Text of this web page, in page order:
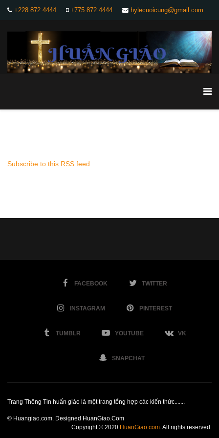
+228 872 4444 +775 872 4444 hylecuoicung@gmail.com
Subscribe to this RSS feed
FACEBOOK TWITTER
INSTAGRAM PINTEREST
TUMBLR YOUTUBE VK
SNAPCHAT
Trang Thông Tin huấn giáo là một trang tổng hợp các kiến thức.......
© Huangiao.com. Designed HuanGiao.Com
Copyright © 2020 HuanGiao.com. All rights reserved.